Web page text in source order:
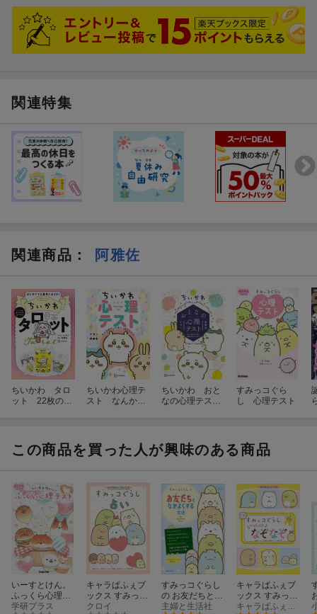
関連特集
関連商品 ： 阿雅佐
ちいかわ タロ
ット 22枚のオ
ちいかわ心理テ
スト なんかズ
ちいかわ おと
なの心理テス
すみっコぐら
し 心理テスト
この商品を買った人が興味のある商品
いーすとけん。
ふっくら心理テ
スト
学研プラス
キャラぱふぇブ
ックス すみっコ
ぐらし占い
クロイ
すみっコぐらし
の お友だちとな
かよくする方法
主婦と生活社
キャラぱふぇブ
ックス すみっコ
ぐらし いっしょ
キャラぱふぇ編集部